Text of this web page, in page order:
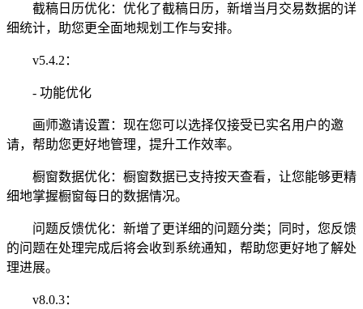
截稿日历优化：优化了截稿日历，新增当月交易数据的详
细统计，助您更全面地规划工作与安排。
v5.4.2：
- 功能优化
画师邀请设置：现在您可以选择仅接受已实名用户的邀
请，帮助您更好地管理，提升工作效率。
橱窗数据优化：橱窗数据已支持按天查看，让您能够更精
细地掌握橱窗每日的数据情况。
问题反馈优化：新增了更详细的问题分类；同时，您反馈
的问题在处理完成后将会收到系统通知，帮助您更好地了解处
理进展。
v8.0.3：